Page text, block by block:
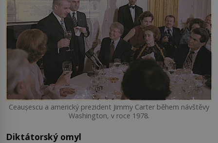
Ceaușescu a americký prezident Jimmy Carter během návštěvy
Washington, v roce 1978.
Diktátorský omyl